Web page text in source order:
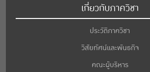
เกี่ยวกับภาควิชา
ประวัติภาควิชา
วิสัยทัศน์และพันธกิจ
คณะผู้บริหาร